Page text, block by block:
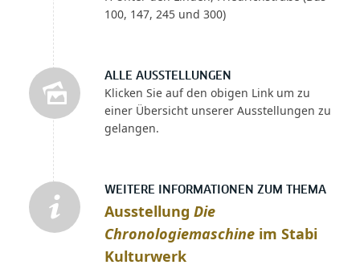
100, 147, 245 und 300)
ALLE AUSSTELLUNGEN
Klicken Sie auf den obigen Link um zu
einer Übersicht unserer Ausstellungen zu
gelangen.
WEITERE INFORMATIONEN ZUM THEMA
Ausstellung Die
Chronologiemaschineim Stabi
Kulturwerk